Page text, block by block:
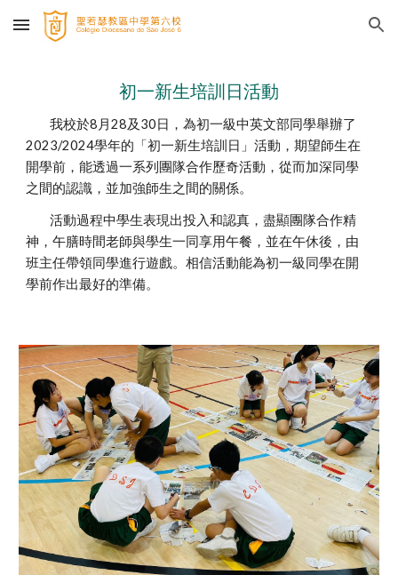
Skip to main content Skip to navigation
初一新生培訓日活動
我校於8月28及30日，為初一級中英文部同學舉辦了
2023/2024學年的「初一新生培訓日」活動，期望師生在
開學前，能透過一系列團隊合作歷奇活動，從而加深同學
之間的認識，並加強師生之間的關係。
活動過程中學生表現出投入和認真，盡顯團隊合作精
神，午膳時間老師與學生一同享用午餐，並在午休後，由
班主任帶領同學進行遊戲。相信活動能為初一級同學在開
學前作出最好的準備。